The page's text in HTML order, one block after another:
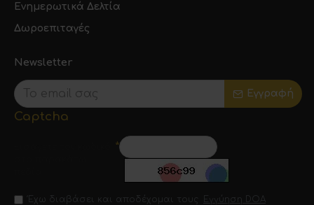
Ενημερωτικά Δελτία
Δωροεπιταγές
Newsletter
Εγγραφή
Captcha
Έχω διαβάσει και αποδέχομαι τους Εγγύηση DOA